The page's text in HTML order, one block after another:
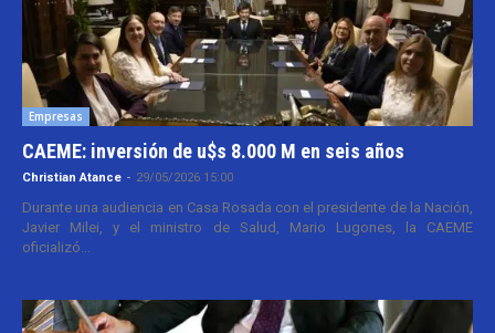
Empresas
CAEME: inversión de u$s 8.000 M en seis años
Christian Atance - 29/05/2026 15:00
Durante una audiencia en Casa Rosada con el presidente de la Nación,
Javier Milei, y el ministro de Salud, Mario Lugones, la CAEME
oficializó...